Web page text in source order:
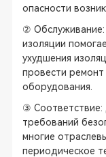
опасности
② Обслуживание:
изоляции
ухудшения
провести
оборудования.
③ Соответствие:
требований
многие
периодическое